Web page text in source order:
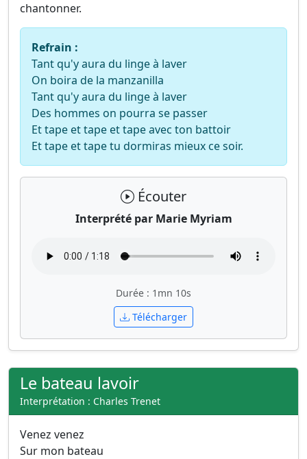
chantonner.
Refrain :
Tant qu'y aura du linge à laver
On boira de la manzanilla
Tant qu'y aura du linge à laver
Des hommes on pourra se passer
Et tape et tape et tape avec ton battoir
Et tape et tape tu dormiras mieux ce soir.
Écouter
Interprété par Marie Myriam
Durée : 1mn 10s
Télécharger
Le bateau lavoir
Interprétation : Charles Trenet
Venez venez
Sur mon bateau